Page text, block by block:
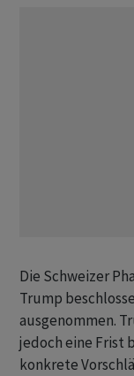
Die Schweizer
Trump
ausgenommen.
jedoch eine Frist
konkrete